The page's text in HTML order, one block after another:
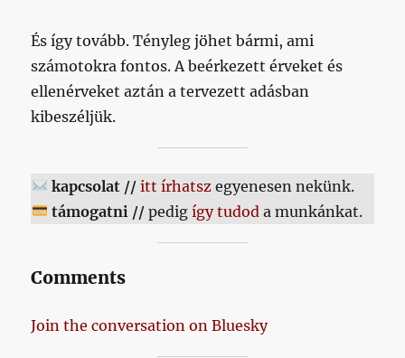
:
És így tovább. Tényleg jöhet bármi, ami
számotokra fontos. A beérkezett érveket és
ellenérveket aztán a tervezett adásban
kibeszéljük.
kapcsolat // itt írhatszegyenesen nekünk.
támogatni //pedig így tudod a munkánkat.
Comments
Join the conversation on Bluesky